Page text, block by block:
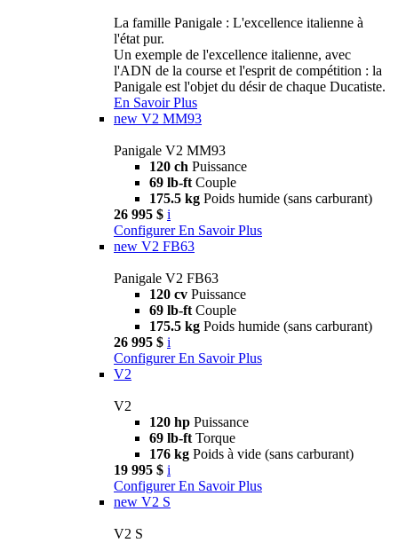
La famille Panigale : L'excellence italienne à
l'état pur.
Un exemple de l'excellence italienne, avec
l'ADN de la course et l'esprit de compétition : la
Panigale est l'objet du désir de chaque Ducatiste.
En Savoir Plus
new V2 MM93
Panigale V2 MM93
120 ch Puissance
69 lb-ft Couple
175.5 kg Poids humide (sans carburant)
26 995 $ i
Configurer En Savoir Plus
new V2 FB63
Panigale V2 FB63
120 cv Puissance
69 lb-ft Couple
175.5 kg Poids humide (sans carburant)
26 995 $ i
Configurer En Savoir Plus
V2
V2
120 hp Puissance
69 lb-ft Torque
176 kg Poids à vide (sans carburant)
19 995 $ i
Configurer En Savoir Plus
new V2 S
V2 S